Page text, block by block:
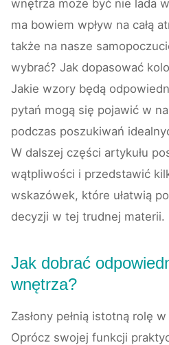
wnętrza może być nie lada
ma bowiem wpływ na całą
także na nasze
wybrać? Jak dopasować
Jakie wzory będą
pytań mogą się pojawić w
podczas poszukiwań
W dalszej części artykułu
wątpliwości i przedstawić
wskazówek, które ułatwią
decyzji w tej trudnej materii.
Jak dobrać
wnętrza?
Zasłony pełnią istotną rolę
Oprócz swojej funkcji